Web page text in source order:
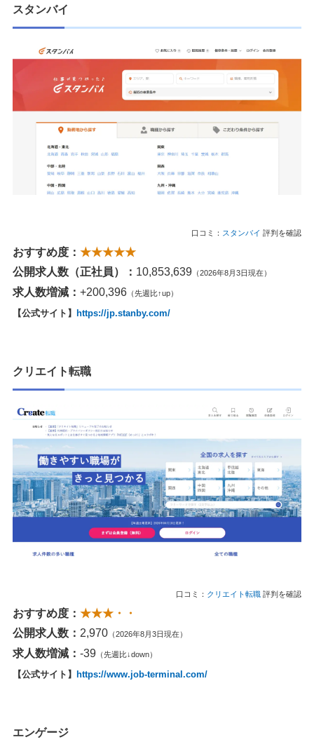
スタンバイ
口コミ： スタンバイ 評判を確認
おすすめ度： ★★★★★
公開求人数（正社員）： 10,853,639 （2026年8月3日現在）
求人数増減： +200,396 （先週比↑up）
【公式サイト】 https://jp.stanby.com/
クリエイト転職
口コミ： クリエイト転職 評判を確認
おすすめ度： ★★★・・
公開求人数： 2,970 （2026年8月3日現在）
求人数増減： -39 （先週比↓down）
【公式サイト】 https://www.job-terminal.com/
エンゲージ